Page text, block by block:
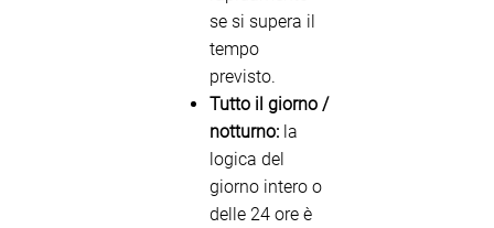
se si supera il
tempo
previsto.
Tutto il giorno /
notturno: la
logica del
giorno intero o
delle 24 ore è